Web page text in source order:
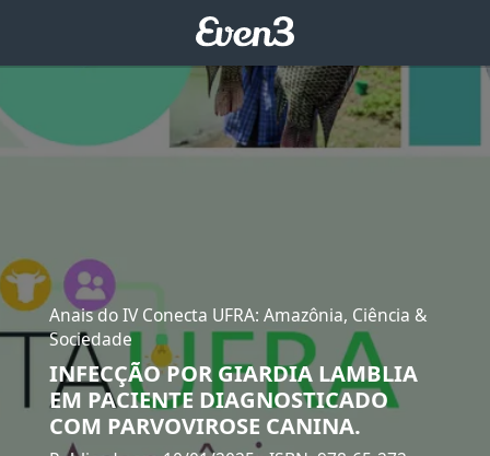
Anais do IV Conecta UFRA: Amazônia, Ciência &
Sociedade
INFECÇÃO POR GIARDIA LAMBLIA
EM PACIENTE DIAGNOSTICADO
COM PARVOVIROSE CANINA.